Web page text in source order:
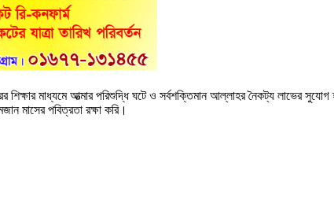
মাধ্যমে আত্মার পরিশুদ্ধি ঘটে ও সর্বশক্তিমান আল্লাহর নৈকট্য লাভের
মাসের পবিত্রতা রক্ষা করি।